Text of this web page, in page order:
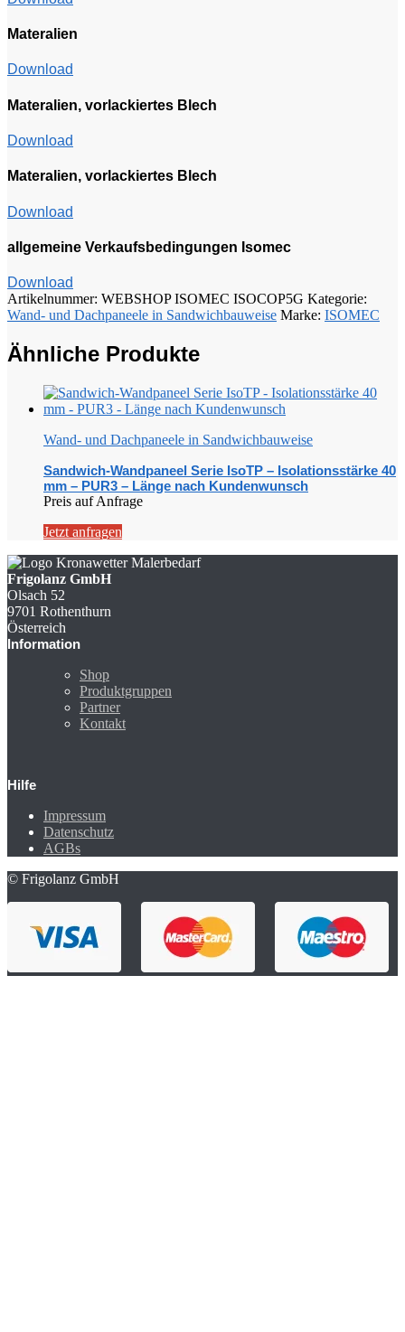
Materalien
Download
Materalien, vorlackiertes Blech
Download
Materalien, vorlackiertes Blech
Download
allgemeine Verkaufsbedingungen Isomec
Download
Artikelnummer: WEBSHOP ISOMEC ISOCOP5G Kategorie:
Wand- und Dachpaneele in Sandwichbauweise Marke: ISOMEC
Ähnliche Produkte
Wand- und Dachpaneele in Sandwichbauweise
Sandwich-Wandpaneel Serie IsoTP – Isolationsstärke 40
mm – PUR3 – Länge nach Kundenwunsch
Preis auf Anfrage
Jetzt anfragen
Frigolanz GmbH
Olsach 52
9701 Rothenthurn
Österreich
Information
Shop
Produktgruppen
Partner
Kontakt
Hilfe
Impressum
Datenschutz
AGBs
© Frigolanz GmbH